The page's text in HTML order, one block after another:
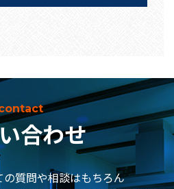
合わせ
の質問や相談はもちろん